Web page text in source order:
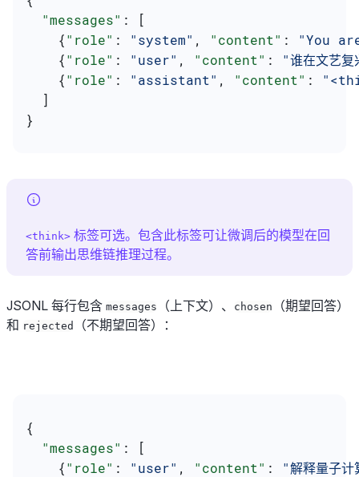
  "messages"
: [
    {
"role" : "system" , "content" : "You
    {
"role" : "user" , "content" : "谁在文艺复
    {
"role" : "assistant" , "content" :
  ]
}
<think> 标签可选。包含此标签可让微调后的模型在回
答前输出思维链推理过程。
JSONL 每行包含 messages （上下文）、 chosen
（期望回答）
和 rejected （不期望回答）：
{
  "messages"
: [
    {
"role" : "user" , "content" : "解释量子